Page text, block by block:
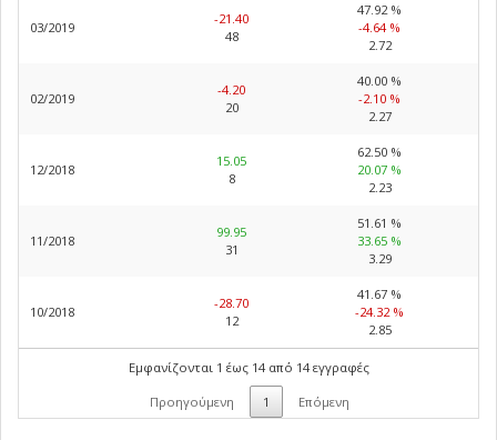
03/2019
-21.40
48
47.92 %
-4.64 %
2.72
02/2019
-4.20
20
40.00 %
-2.10 %
2.27
12/2018
15.05
8
62.50 %
20.07 %
2.23
11/2018
99.95
31
51.61 %
33.65 %
3.29
10/2018
-28.70
12
41.67 %
-24.32 %
2.85
Εμφανίζονται 1 έως 14 από 14 εγγραφές
Προηγούμενη 1 Επόμενη